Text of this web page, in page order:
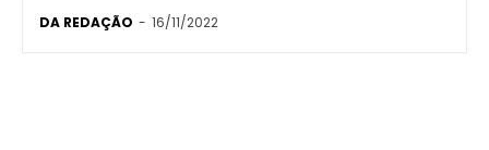
DA REDAÇÃO - 16/11/2022